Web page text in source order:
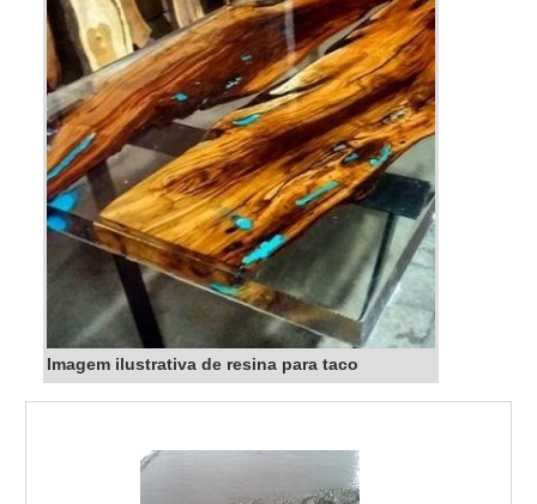
Imagem ilustrativa de resina para taco